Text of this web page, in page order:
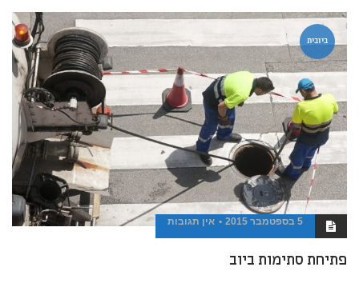
ביובית
5 בספטמבר 2015 אין תגובות
פתיחת סתימות ביוב